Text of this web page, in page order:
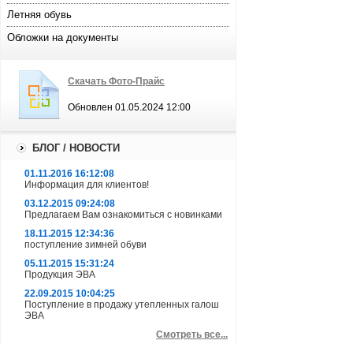
Летняя обувь
Обложки на документы
Скачать Фото-Прайс
Обновлен 01.05.2024 12:00
БЛОГ / НОВОСТИ
01.11.2016 16:12:08
Информация для клиентов!
03.12.2015 09:24:08
Предлагаем Вам ознакомиться с новинками
18.11.2015 12:34:36
поступление зимней обуви
05.11.2015 15:31:24
Продукция ЭВА
22.09.2015 10:04:25
Поступление в продажу утепленных галош
ЭВА
Смотреть все...